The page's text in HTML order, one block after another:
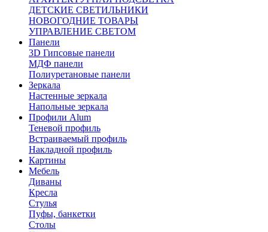
ДЕТСКИЕ СВЕТИЛЬНИКИ
НОВОГОДНИЕ ТОВАРЫ
УПРАВЛЕНИЕ СВЕТОМ
Панели
3D Гипсовые панели
МДФ панели
Полиуретановые панели
Зеркала
Настенные зеркала
Напольные зеркала
Профили Alum
Теневой профиль
Встраиваемый профиль
Накладной профиль
Картины
Мебель
Диваны
Кресла
Стулья
Пуфы, банкетки
Столы